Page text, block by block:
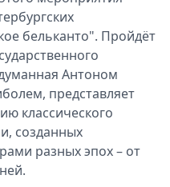
бельканто". Пройдёт
Антоном
представляет
классического
созданных
разных эпох – от